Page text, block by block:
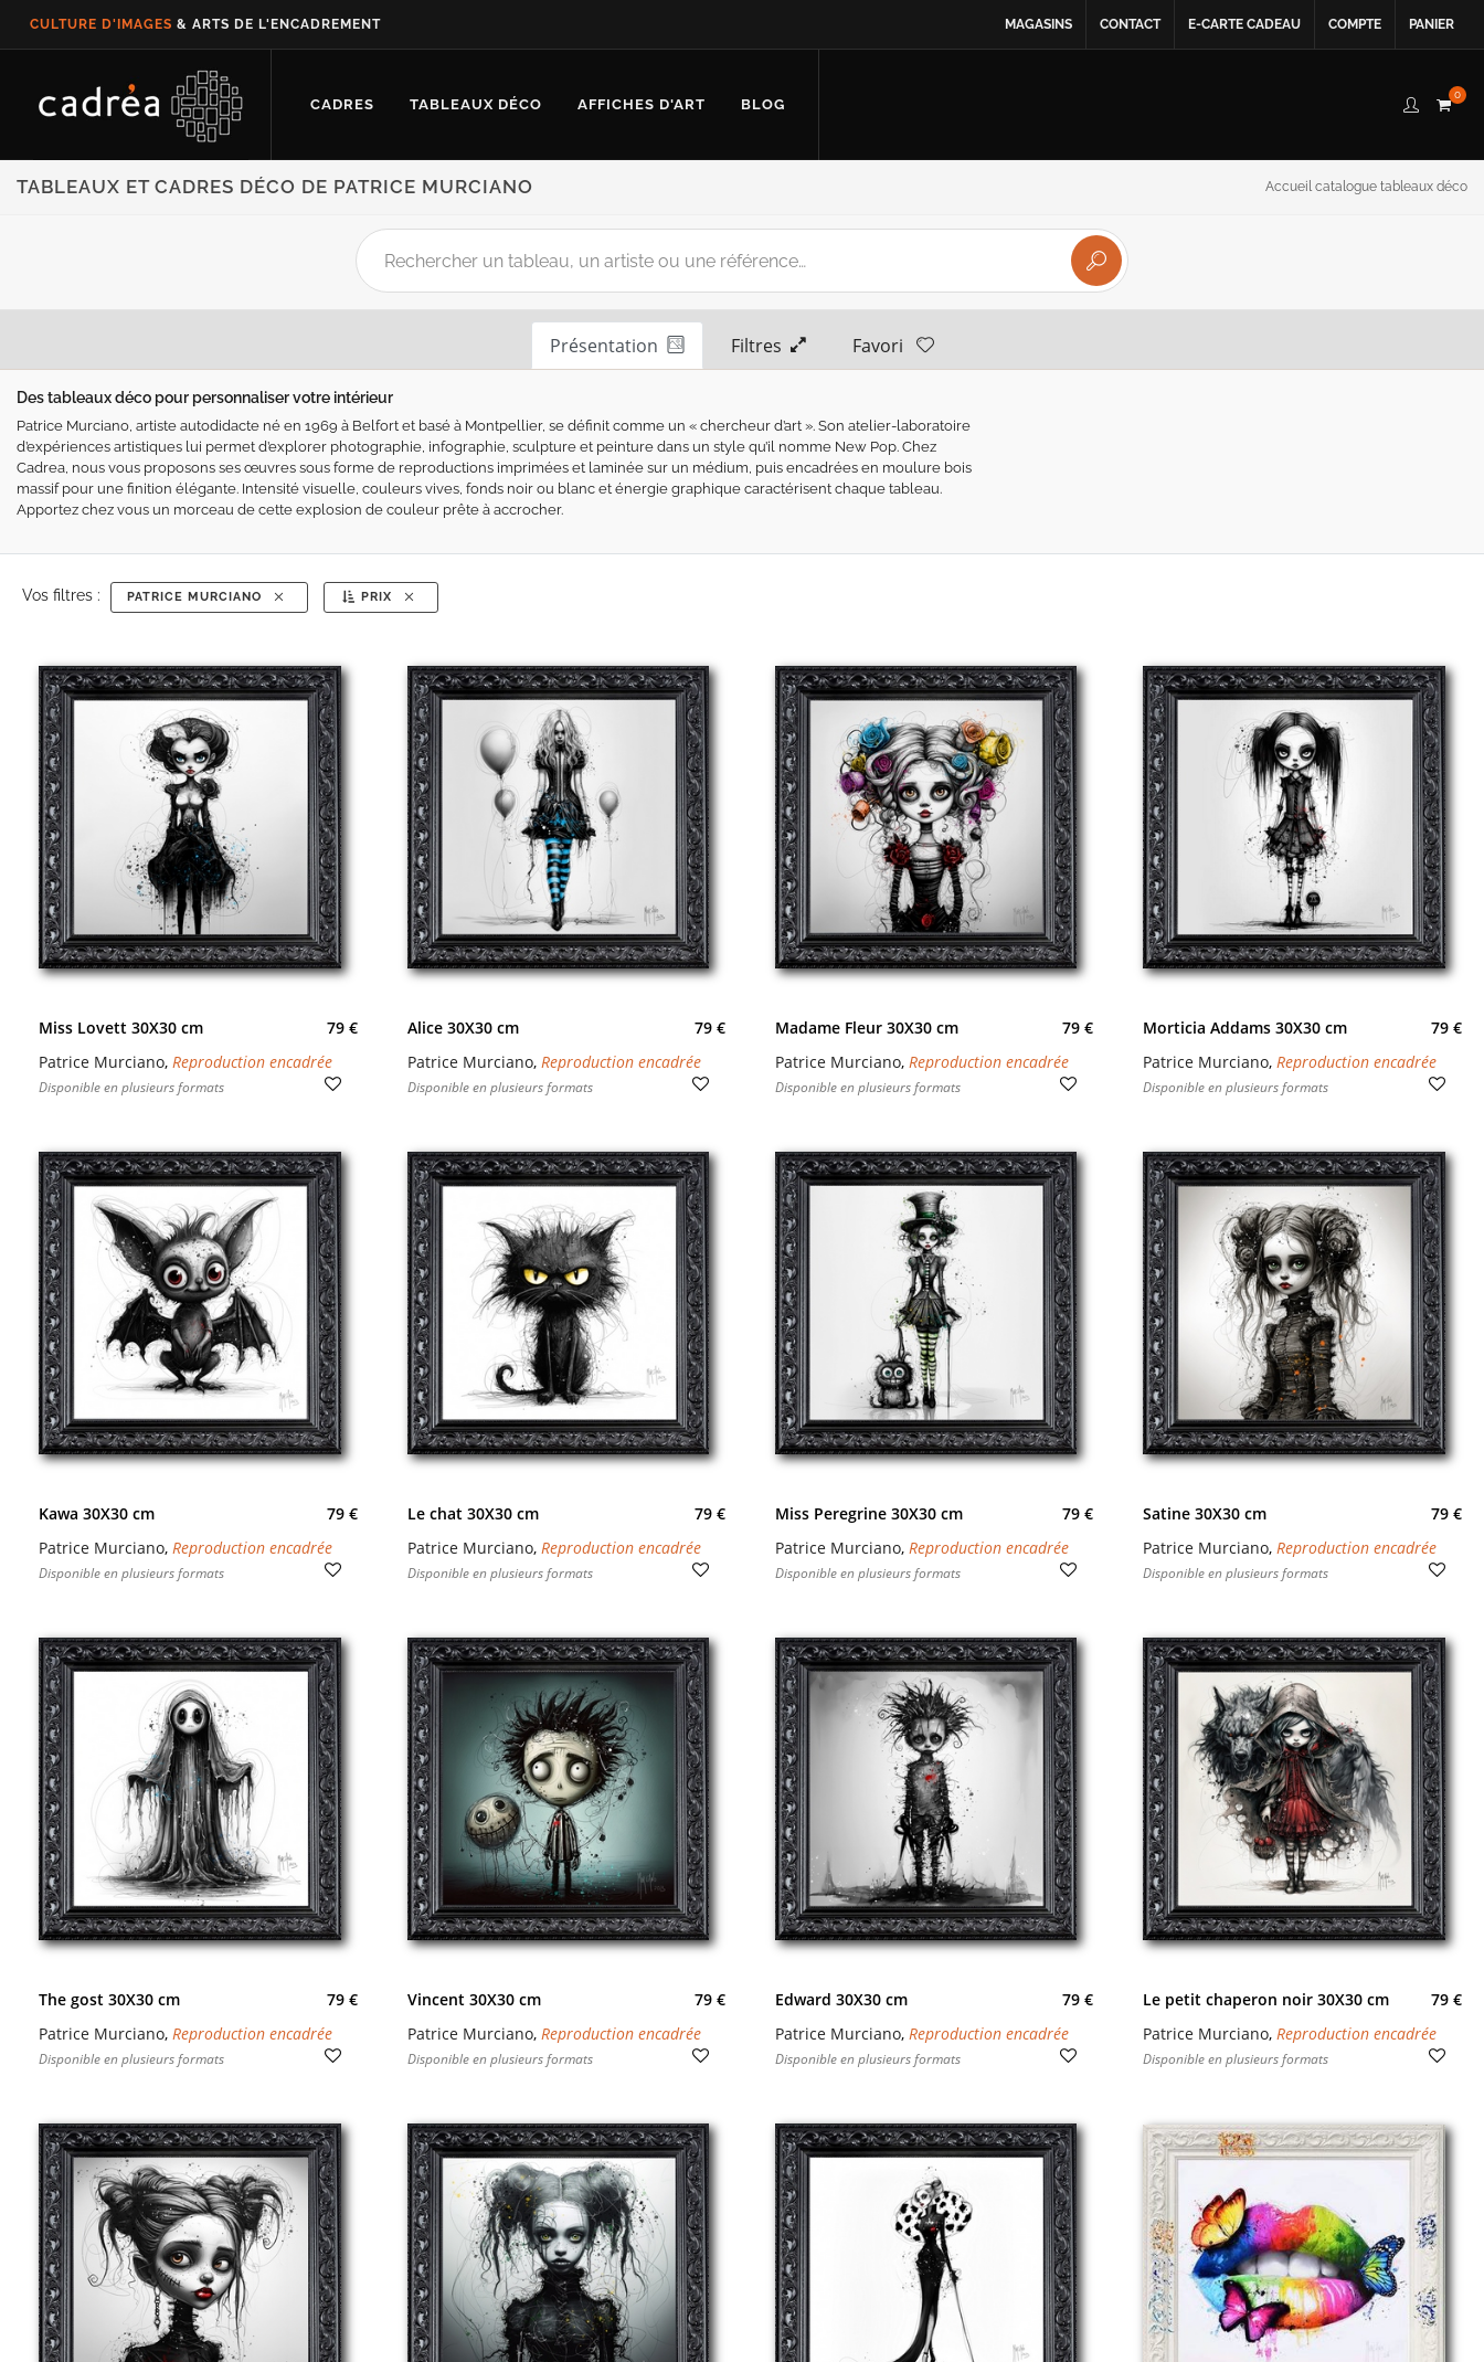
CULTURE D'IMAGES & ARTS DE L'ENCADREMENT MAGASINS CONTACT E-CARTE CADEAU COMPTE PANIER
CADRES TABLEAUX DÉCO AFFICHES D'ART BLOG
0
TABLEAUX ET CADRES DÉCO DE PATRICE MURCIANO Accueil catalogue tableaux déco
Présentation Filtres Favori
Des tableaux déco pour personnaliser votre intérieur
Patrice Murciano, artiste autodidacte né en 1969 à Belfort et basé à Montpellier, se définit comme un « chercheur d’art ». Son atelier-laboratoire
d’expériences artistiques lui permet d’explorer photographie, infographie, sculpture et peinture dans un style qu’il nomme New Pop. Chez
Cadrea, nous vous proposons ses œuvres sous forme de reproductions imprimées et laminée sur un médium, puis encadrées en moulure bois
massif pour une finition élégante. Intensité visuelle, couleurs vives, fonds noir ou blanc et énergie graphique caractérisent chaque tableau.
Apportez chez vous un morceau de cette explosion de couleur prête à accrocher.
Vos filtres : PATRICE MURCIANO PRIX
Miss Lovett 30X30 cm
79 €
Patrice Murciano,Reproduction encadrée
Disponible en plusieurs formats
Alice 30X30 cm
79 €
Patrice Murciano, Reproduction encadrée
Disponible en plusieurs formats
Madame Fleur 30X30 cm
79 €
Patrice Murciano, Reproduction encadrée
Disponible en plusieurs formats
Morticia Addams 30X30 cm
79 €
Patrice Murciano,Reproduction encadrée
Disponible en plusieurs formats
Kawa 30X30 cm
79 €
Patrice Murciano,Reproduction encadrée
Disponible en plusieurs formats
Le chat 30X30 cm
79 €
Patrice Murciano, Reproduction encadrée
Disponible en plusieurs formats
Miss Peregrine 30X30 cm
79 €
Patrice Murciano, Reproduction encadrée
Disponible en plusieurs formats
Satine 30X30 cm
79 €
Patrice Murciano,Reproduction encadrée
Disponible en plusieurs formats
The gost 30X30 cm
79 €
Patrice Murciano,Reproduction encadrée
Disponible en plusieurs formats
Vincent 30X30 cm
79 €
Patrice Murciano, Reproduction encadrée
Disponible en plusieurs formats
Edward 30X30 cm
79 €
Patrice Murciano, Reproduction encadrée
Disponible en plusieurs formats
Le petit chaperon noir 30X30 cm
79 €
Patrice Murciano,Reproduction encadrée
Disponible en plusieurs formats